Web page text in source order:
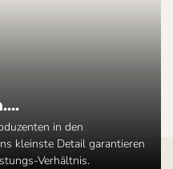
in den
kleinste Detail garantieren
Verhältnis.